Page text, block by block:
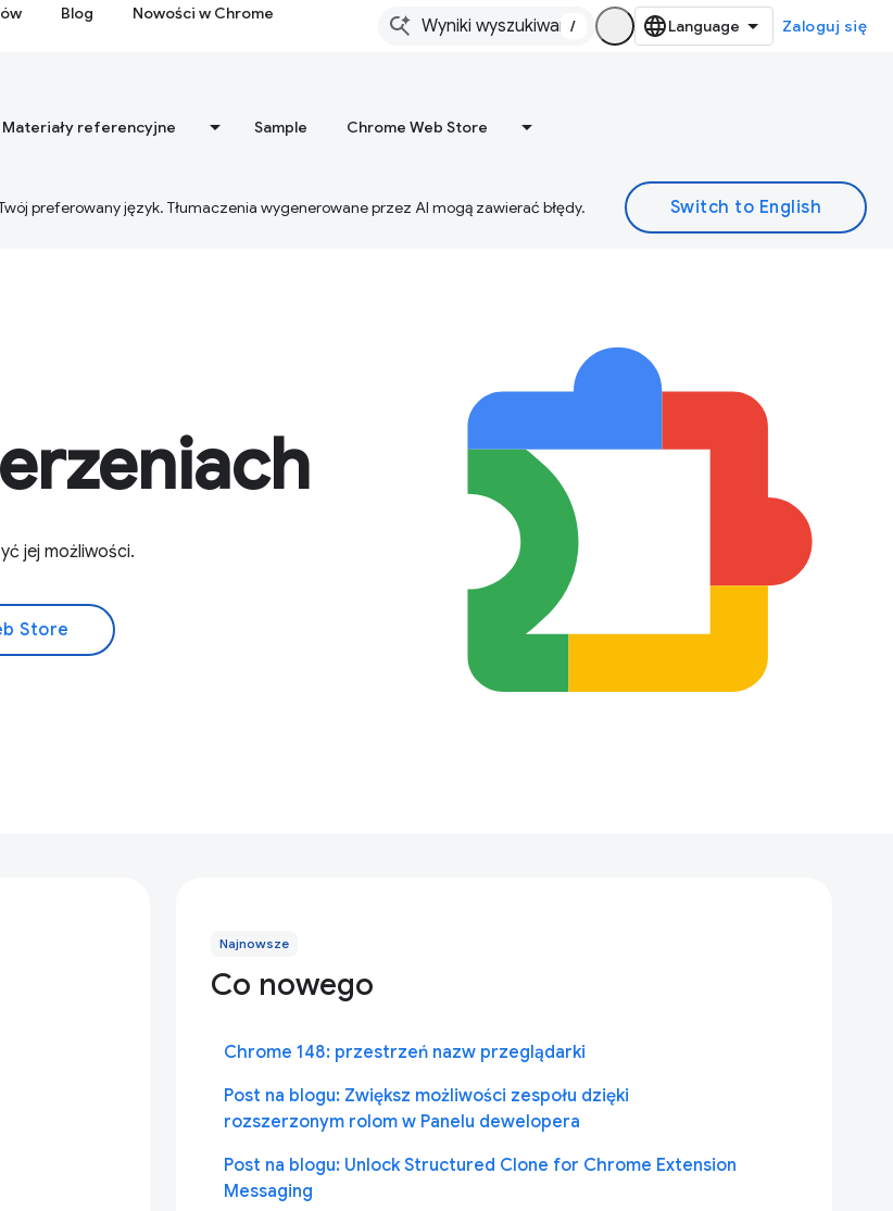
Blog Nowości w Chrome
/ Zaloguj się
Materiały referencyjne Sample Chrome Web Store
preferowany język. Tłumaczenia wygenerowane przez AI mogą zawierać błędy.
jej możliwości.
Store
Najnowsze
Co nowego
Chrome 148: przestrzeń nazw przeglądarki
Post na blogu: Zwiększ możliwości zespołu dzięki
rozszerzonym rolom w Panelu dewelopera
Post na blogu: Unlock Structured Clone for Chrome Extension
Messaging